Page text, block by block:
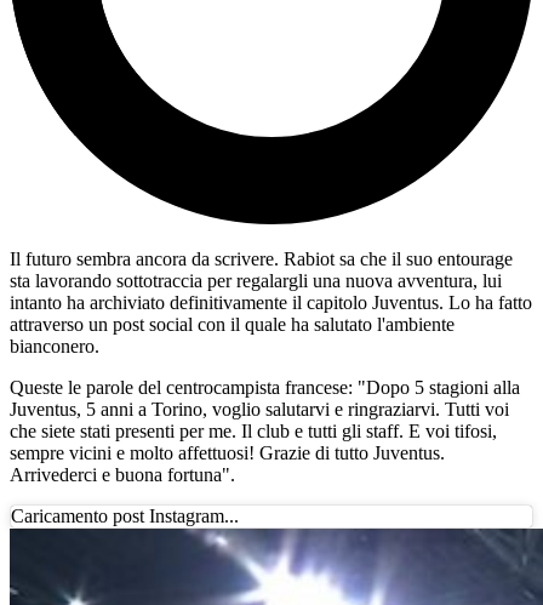
Il futuro sembra ancora da scrivere. Rabiot sa che il suo entourage
sta lavorando sottotraccia per regalargli una nuova avventura, lui
intanto ha archiviato definitivamente il capitolo Juventus. Lo ha fatto
attraverso un post social con il quale ha salutato l'ambiente
bianconero.
Queste le parole del centrocampista francese: "Dopo 5 stagioni alla
Juventus, 5 anni a Torino, voglio salutarvi e ringraziarvi. Tutti voi
che siete stati presenti per me. Il club e tutti gli staff. E voi tifosi,
sempre vicini e molto affettuosi! Grazie di tutto Juventus.
Arrivederci e buona fortuna".
Caricamento post Instagram...